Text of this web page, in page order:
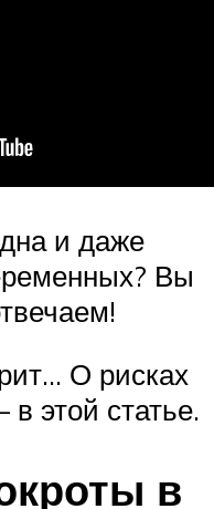
и даже
Вы
О рисках
этой статье.
в